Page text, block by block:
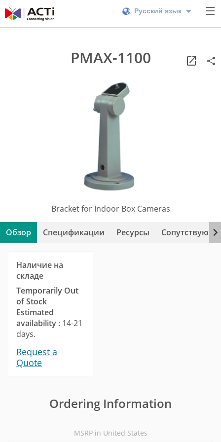
Русский язык
PMAX-1100
Bracket for Indoor Box Cameras
Обзор Спецификации Ресурсы
Наличие на
складе
Temporarily Out
of Stock
Estimated
availability : 14-21
days.
Request a
Quote
Ordering Information
MSRP in United States